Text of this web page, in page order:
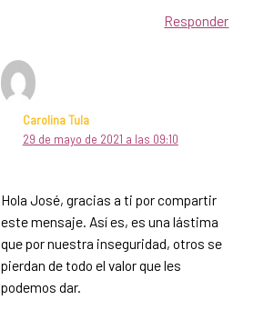
Responder
Carolina Tula
29 de mayo de 2021 a las 09:10
Hola José, gracias a ti por compartir
este mensaje. Así es, es una lástima
que por nuestra inseguridad, otros se
pierdan de todo el valor que les
podemos dar.